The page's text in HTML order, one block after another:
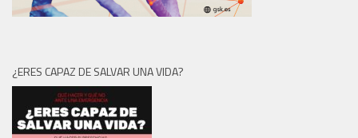
¿ERES CAPAZ DE SALVAR UNA VIDA?